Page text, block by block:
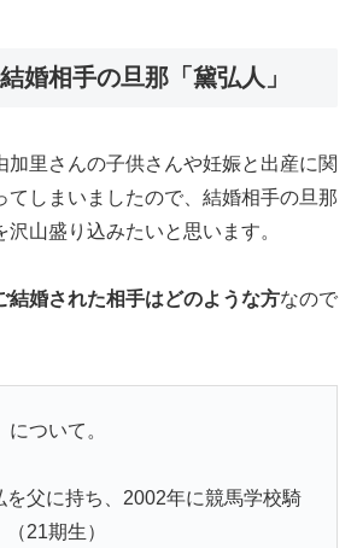
婚相手の旦那「黛弘人」
加里さんの子供さんや妊娠と出産に関
てしまいましたので、結婚相手の旦那
山盛り込みたいと思います。
結婚された相手はどのような方なので
ついて。
を父に持ち、2002年に競馬学校騎
21期生）